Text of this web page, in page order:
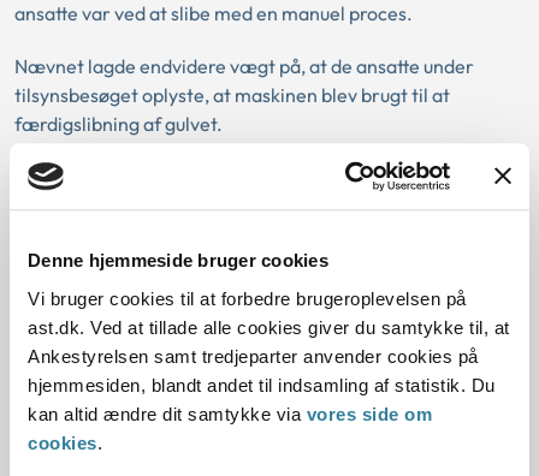
Denne hjemmeside bruger cookies
Vi bruger cookies til at forbedre brugeroplevelsen på
ast.dk. Ved at tillade alle cookies giver du samtykke til, at
Ankestyrelsen samt tredjeparter anvender cookies på
hjemmesiden, blandt andet til indsamling af statistik. Du
kan altid ændre dit samtykke via vores side om
cookies.
ansatte var ved at slibe med en manuel proces.
Nævnet lagde endvidere vægt på, at de ansatte under
tilsynsbesøget oplyste, at maskinen blev brugt til at
færdigslibning af gulvet.
Afgørelsen blev truffet af et enigt nævn.
Arbejdsmiljøklagenævnet fastholdt
påbud om straks at informere ejeren af
elevatoren om manglerne eller